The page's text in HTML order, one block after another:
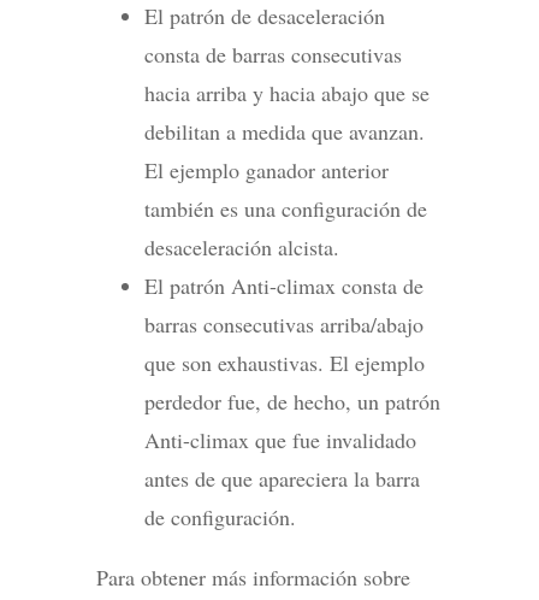
El patrón de desaceleración
consta de barras consecutivas
hacia arriba y hacia abajo que se
debilitan a medida que avanzan.
El ejemplo ganador anterior
también es una configuración de
desaceleración alcista.
El patrón Anti-climax consta de
barras consecutivas arriba/abajo
que son exhaustivas. El ejemplo
perdedor fue, de hecho, un patrón
Anti-climax que fue invalidado
antes de que apareciera la barra
de configuración.
Para obtener más información sobre